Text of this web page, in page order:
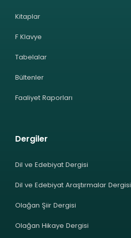
Kitaplar
F Klavye
Tabelalar
Bültenler
Faaliyet Raporları
Dergiler
Dil ve Edebiyat Dergisi
Dil ve Edebiyat Araştırmalar Dergisi
Olağan Şiir Dergisi
Olağan Hikaye Dergisi